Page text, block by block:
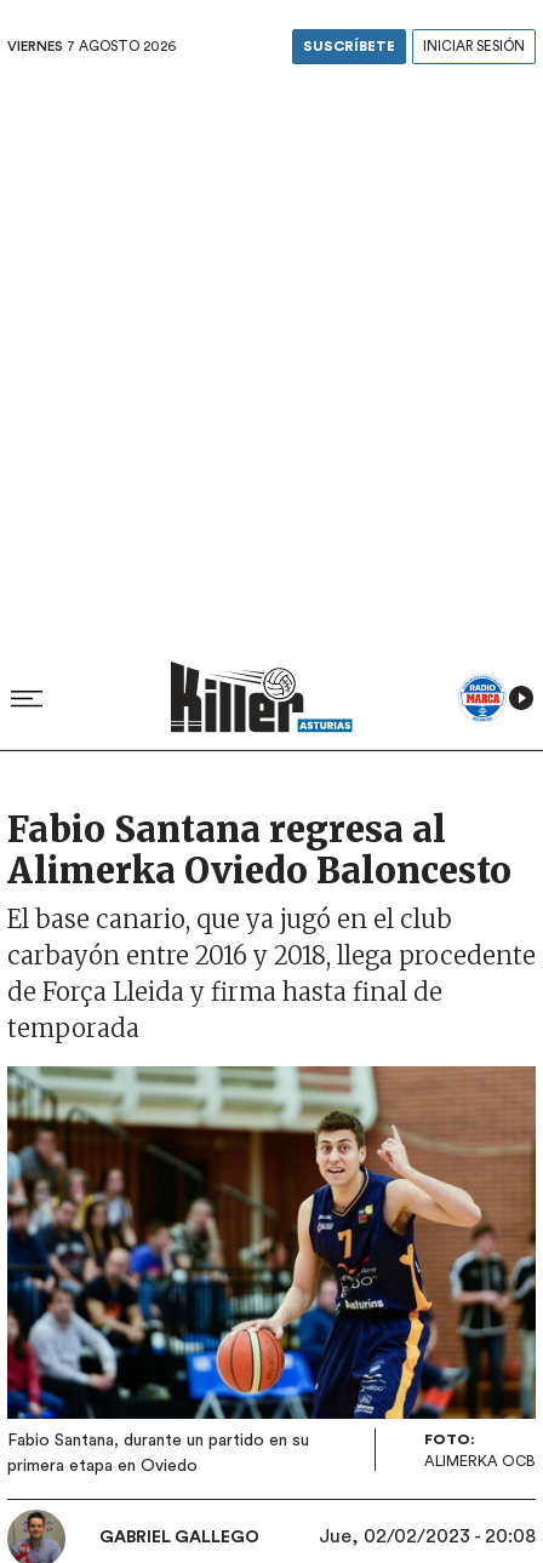
VIERNES 7 AGOSTO 2026 SUSCRÍBETE INICIAR SESIÓN
Fabio Santana regresa al
Alimerka Oviedo Baloncesto
El base canario, que ya jugó en el club
carbayón entre 2016 y 2018, llega procedente
de Força Lleida y firma hasta final de
temporada
Imagen
Fabio Santana, durante un partido en su
primera etapa en Oviedo
FOTO:
ALIMERKA OCB
GABRIEL GALLEGO Jue, 02/02/2023 - 20:08